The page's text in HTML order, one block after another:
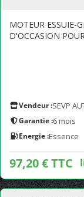
MOTEUR ESSUIE-
D'OCCASION
Vendeur :SEVP
Garantie :6 mois
Energie :Essence
97,20 € TTC